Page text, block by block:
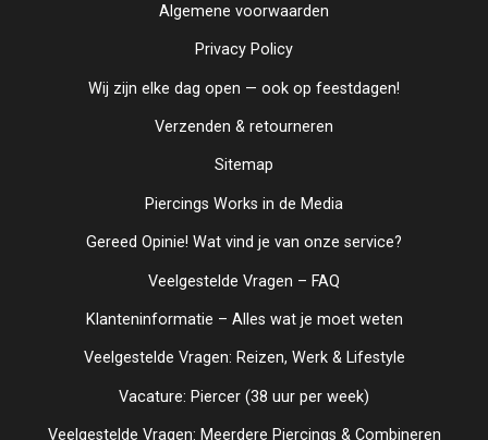
Algemene voorwaarden
Privacy Policy
Wij zijn elke dag open — ook op feestdagen!
Verzenden & retourneren
Sitemap
Piercings Works in de Media
Gereed Opinie! Wat vind je van onze service?
Veelgestelde Vragen – FAQ
Klanteninformatie – Alles wat je moet weten
Veelgestelde Vragen: Reizen, Werk & Lifestyle
Vacature: Piercer (38 uur per week)
Veelgestelde Vragen: Meerdere Piercings & Combineren